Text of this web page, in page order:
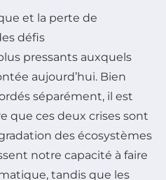
et la perte de
défis
pressants auxquels
aujourd’hui. Bien
séparément, il est
que ces deux crises sont
des écosystèmes
notre capacité à faire
tandis que les